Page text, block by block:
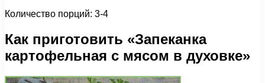
Количество порций: 3-4
Как приготовить «Запеканка
картофельная с мясом в духовке»